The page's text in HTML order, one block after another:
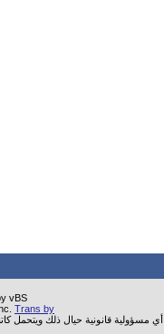
vBS
Trans by
أي مسؤولية قانونية حيال ذلك